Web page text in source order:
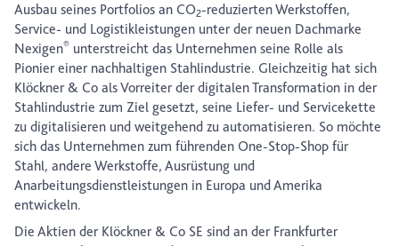
Ausbau seines Portfolios an CO2-reduzierten Werkstoffen,
Service- und Logistikleistungen unter der neuen Dachmarke
Nexigen® unterstreicht das Unternehmen seine Rolle als
Pionier einer nachhaltigen Stahlindustrie. Gleichzeitig hat sich
Klöckner & Co als Vorreiter der digitalen Transformation in der
Stahlindustrie zum Ziel gesetzt, seine Liefer- und Servicekette
zu digitalisieren und weitgehend zu automatisieren. So möchte
sich das Unternehmen zum führenden One-Stop-Shop für
Stahl, andere Werkstoffe, Ausrüstung und
Anarbeitungsdienstleistungen in Europa und Amerika
entwickeln.
Die Aktien der Klöckner & Co SE sind an der Frankfurter